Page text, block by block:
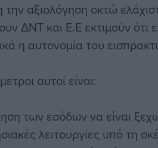
αξιολόγηση οκτώ
ΔΝΤ και Ε.Ε εκτιμούν ότι
η αυτονομία του
αυτοί είναι:
των εσόδων να είναι
λειτουργίες υπό τη